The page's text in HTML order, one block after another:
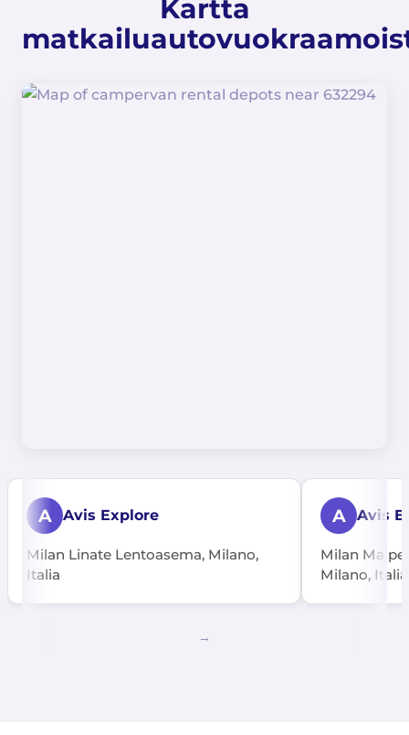
Kartta
A Avis Explore
Milan Linate Lentoasema, Milano,
Italia
A Avis
Milan
Milano, Italia